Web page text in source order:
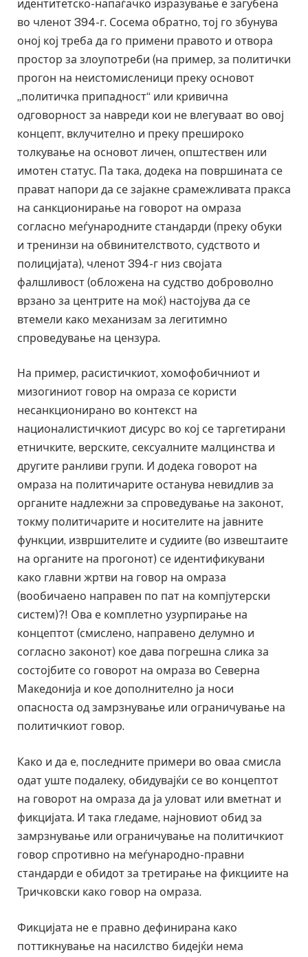
идентитетско-напаѓачко изразување е загубена
во членот 394-г. Сосема обратно, тој го збунува
оној кој треба да го примени правото и отвора
простор за злоупотреби (на пример, за политички
прогон на неистомисленици преку основот
„политичка припадност“ или кривична
одговорност за навреди кои не влегуваат во овој
концепт, вклучително и преку прешироко
толкување на основот личен, општествен или
имотен статус. Па така, додека на површината се
прават напори да се зајакне срамежливата пракса
на санкционирање на говорот на омраза
согласно меѓународните стандарди (преку обуки
и тренинзи на обвинителството, судството и
полицијата), членот 394-г низ својата
фалшливост (обложена на судство доброволно
врзано за центрите на моќ) настојува да се
втемели како механизам за легитимно
спроведување на цензура.
На пример, расистичкиот, хомофобичниот и
мизогиниот говор на омраза се користи
несанкционирано во контекст на
националистичкиот дисурс во кој се таргетирани
етничките, верските, сексуалните малцинства и
другите ранливи групи. И додека говорот на
омраза на политичарите останува невидлив за
органите надлежни за спроведување на законот,
токму политичарите и носителите на јавните
функции, извршителите и судиите (во извештаите
на органите на прогонот) се идентификувани
како главни жртви на говор на омраза
(вообичаено направен по пат на компјутерски
систем)?! Ова е комплетно узурпирање на
концептот (смислено, направено делумно и
согласно законот) кое дава погрешна слика за
состојбите со говорот на омраза во Северна
Македонија и кое дополнително ја носи
опасноста од замрзнување или ограничување на
политичкиот говор.
Како и да е, последните примери во оваа смисла
одат уште подалеку, обидувајќи се во концептот
на говорот на омраза да ја уловат или вметнат и
фикцијата. И така гледаме, најновиот обид за
замрзнување или ограничување на политичкиот
говор спротивно на меѓународно-правни
стандарди е обидот за третирање на фикциите на
Тричковски како говор на омраза.
Фикцијата не е правно дефинирана како
поттикнување на насилство бидејќи нема